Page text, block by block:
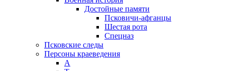
Достойные памяти
Псковичи-афганцы
Шестая рота
Спецназ
Псковские следы
Персоны краеведения
А